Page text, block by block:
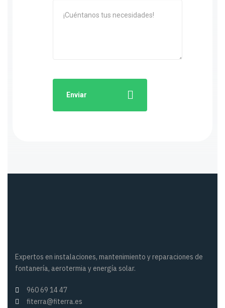
Enviar
Expertos en instalaciones, mantenimiento y reparaciones de
fontanería, aerotermia y energía solar.
960 69 14 47
fiterra@fiterra.es